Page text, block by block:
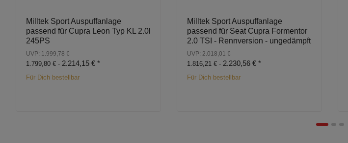
Milltek Sport Auspuffanlage
passend für Cupra Leon Typ KL 2.0l
245PS
UVP: 1.999,78 €
1.799,80 € - 2.214,15 € *
Für Dich bestellbar
Milltek Sport Auspuffanlage
passend für Seat Cupra Formentor
2.0 TSI - Rennversion - ungedämpft
UVP: 2.018,01 €
1.816,21 € - 2.230,56 € *
Für Dich bestellbar